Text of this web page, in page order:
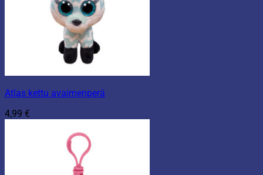
Atlas kettu avaimenperä
4,99 €